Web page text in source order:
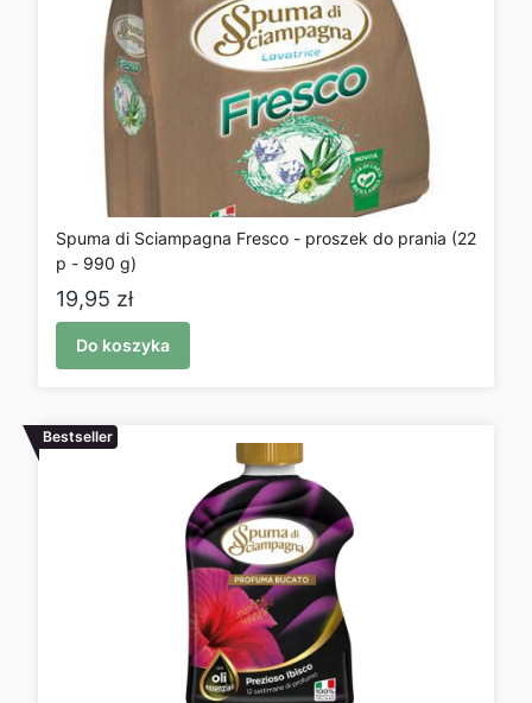
Spuma di Sciampagna Fresco - proszek do prania (22
p - 990 g)
Cena
19,95 zł
Do koszyka
Bestseller